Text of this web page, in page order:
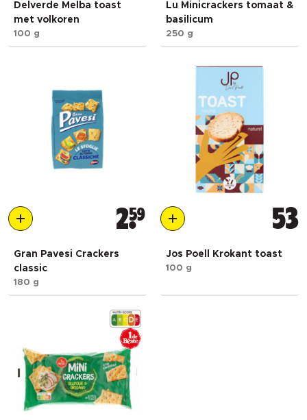
Delverde Melba toast
met volkoren
100 g
Lu Minicrackers tomaat &
basilicum
250 g
259
Gran Pavesi Crackers
classic
180 g
53
Jos Poell Krokant toast
100 g